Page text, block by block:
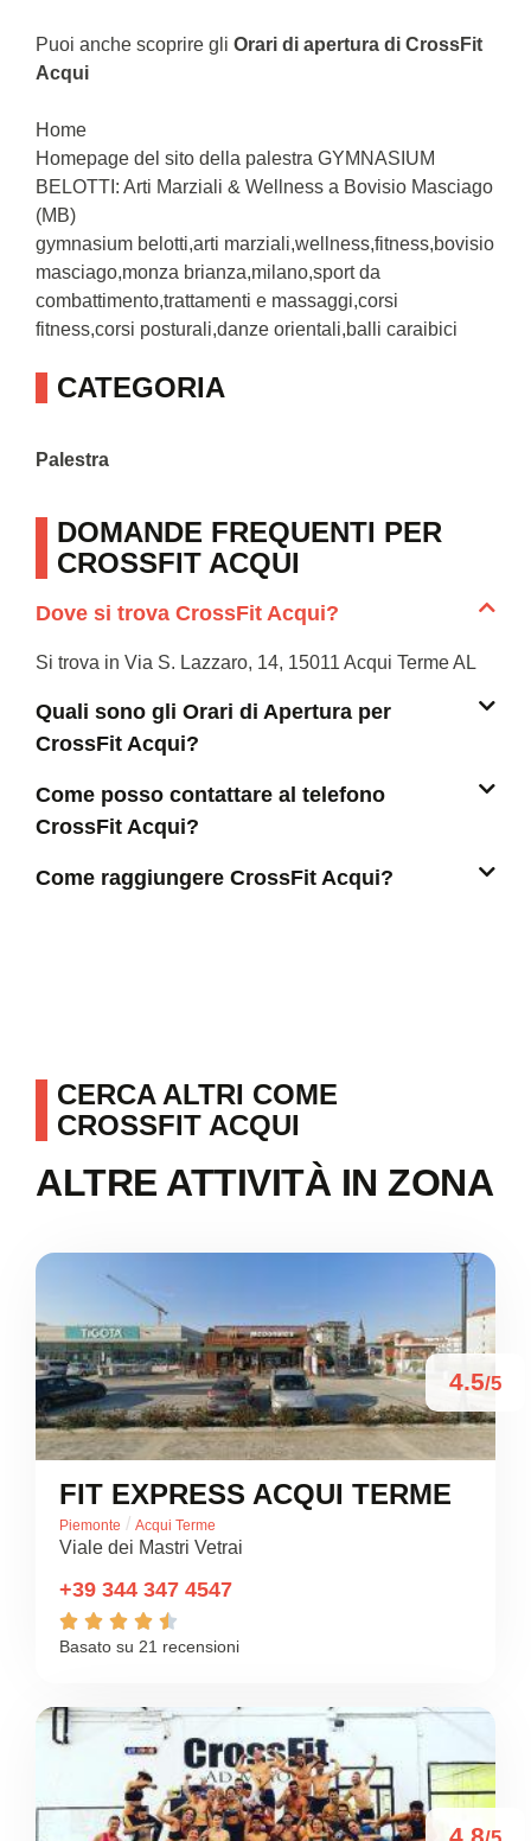
Puoi anche scoprire gli Orari di apertura di CrossFit
Acqui
Home
Homepage del sito della palestra GYMNASIUM
BELOTTI: Arti Marziali & Wellness a Bovisio Masciago
(MB)
gymnasium belotti,arti marziali,wellness,fitness,bovisio
masciago,monza brianza,milano,sport da
combattimento,trattamenti e massaggi,corsi
fitness,corsi posturali,danze orientali,balli caraibici
CATEGORIA
Palestra
DOMANDE FREQUENTI PER
CROSSFIT ACQUI
Dove si trova CrossFit Acqui?
Si trova in Via S. Lazzaro, 14, 15011 Acqui Terme AL
Quali sono gli Orari di Apertura per
CrossFit Acqui?
Come posso contattare al telefono
CrossFit Acqui?
Come raggiungere CrossFit Acqui?
CERCA ALTRI COME
CROSSFIT ACQUI
ALTRE ATTIVITÀ IN ZONA
4.5/5
FIT EXPRESS ACQUI TERME
Piemonte / Acqui Terme
Viale dei Mastri Vetrai
+39 344 347 4547
    
Basato su 21 recensioni